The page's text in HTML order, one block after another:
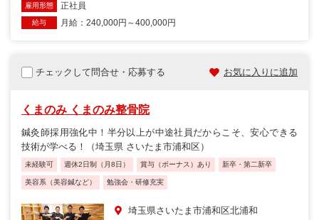
雇用形態 正社員
給与 月給：240,000円～400,000円
チェックして問合せ・応募する お気に入りに追加
くまのみ くまのみ整骨院
鍼灸師採用強化中！半分以上が中途社員だからこそ、安心できる
技術が学べる！（埼玉県 さいたま市浦和区）
未経験可 週休2日制（月8日） 賞与（ボーナス）あり 新卒・第二新卒
美容系（美容鍼など） 勉強会・研修充実
埼玉県さいたま市浦和区北浦和